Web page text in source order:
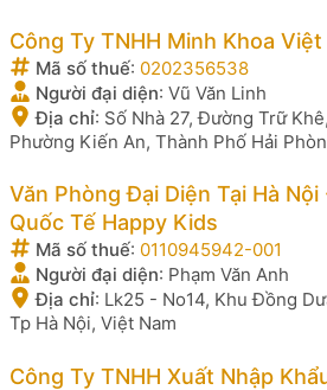
Công Ty TNHH Minh Khoa Việt
Mã số thuế: 0202356538
Người đại diện: Vũ Văn Linh
Địa chỉ: Số Nhà 27, Đường Trữ
Phường Kiến An, Thành Phố Hải
Văn Phòng Đại Diện Tại Hà Nội
Quốc Tế Happy Kids
Mã số thuế: 0110945942-001
Người đại diện: Phạm Văn Anh
Địa chỉ: Lk25 - No14, Khu Đồng
Tp Hà Nội, Việt Nam
Công Ty TNHH Xuất Nhập